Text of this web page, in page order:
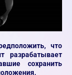
что
разрабатывает
сохранить